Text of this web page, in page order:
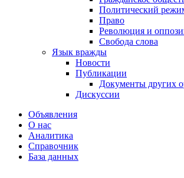
Политический
Право
Революция и
Свобода слова
Язык вражды
Новости
Публикации
Документы других
Дискуссии
Объявления
О нас
Аналитика
Справочник
База данных